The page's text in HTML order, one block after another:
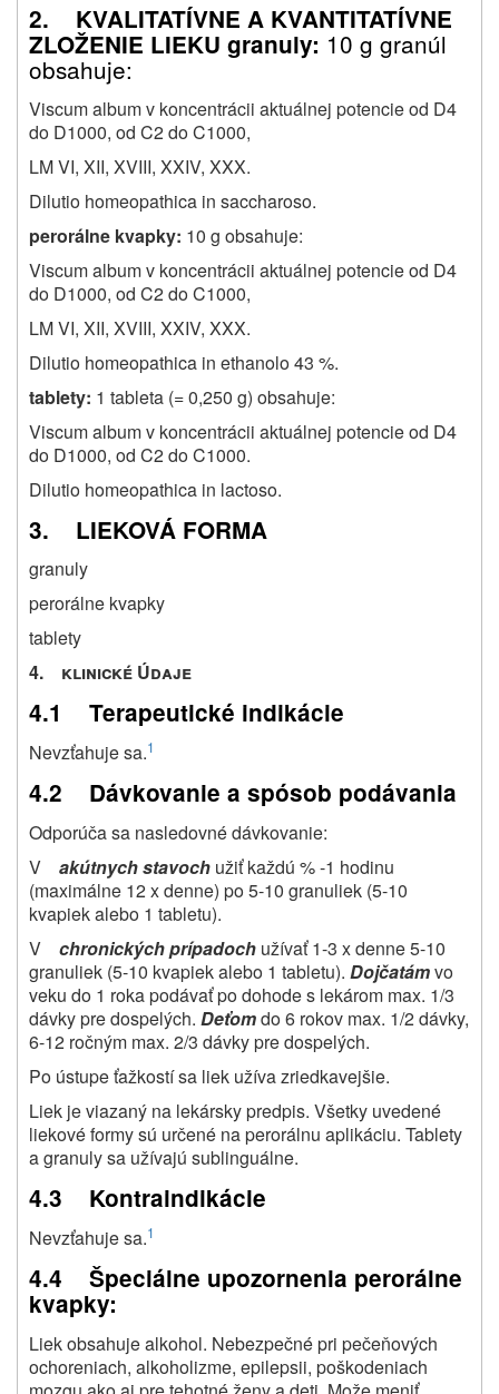
2. KVALITATÍVNE A KVANTITATÍVNE
ZLOŽENIE LIEKU granuly: 10 g granúl
obsahuje:
Viscum album v koncentrácii aktuálnej potencie od D4
do D1000, od C2 do C1000,
LM VI, XII, XVIII, XXIV, XXX.
Dilutio homeopathica in saccharoso.
perorálne kvapky: 10 g obsahuje:
Viscum album v koncentrácii aktuálnej potencie od D4
do D1000, od C2 do C1000,
LM VI, XII, XVIII, XXIV, XXX.
Dilutio homeopathica in ethanolo 43 %.
tablety: 1 tableta (= 0,250 g) obsahuje:
Viscum album v koncentrácii aktuálnej potencie od D4
do D1000, od C2 do C1000.
Dilutio homeopathica in lactoso.
3. LIEKOVÁ FORMA
granuly
perorálne kvapky
tablety
4. klinické Údaje
4.1 Terapeutické indikácie
Nevzťahuje sa.1
4.2 Dávkovanie a spósob podávania
Odporúča sa nasledovné dávkovanie:
V akútnych stavoch užiť každú % -1 hodinu
(maximálne 12 x denne) po 5-10 granuliek (5-10
kvapiek alebo 1 tabletu).
V chronických prípadoch užívať 1-3 x denne 5-10
granuliek (5-10 kvapiek alebo 1 tabletu). Dojčatámvo
veku do 1 roka podávať po dohode s lekárom max. 1/3
dávky pre dospelých. Deťomdo 6 rokov max. 1/2 dávky,
6-12 ročným max. 2/3 dávky pre dospelých.
Po ústupe ťažkostí sa liek užíva zriedkavejšie.
Liek je viazaný na lekársky predpis. Všetky uvedené
liekové formy sú určené na perorálnu aplikáciu. Tablety
a granuly sa užívajú sublinguálne.
4.3 Kontraindikácie
Nevzťahuje sa.1
4.4 Špeciálne upozornenia perorálne
kvapky:
Liek obsahuje alkohol. Nebezpečné pri pečeňových
ochoreniach, alkoholizme, epilepsii, poškodeniach